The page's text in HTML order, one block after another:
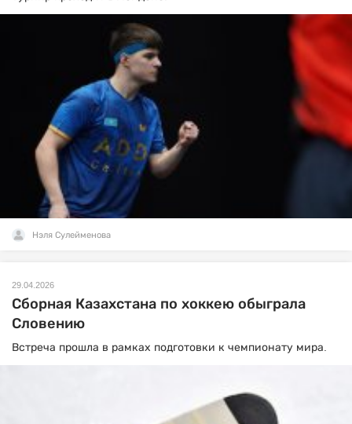
Нэля Сулейменова
29.04.2026
Сборная Казахстана по хоккею обыграла
Словению
Встреча прошла в рамках подготовки к чемпионату мира.